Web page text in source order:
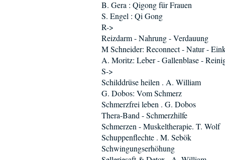
B. Gera : Qigong für Frauen
S. Engel : Qi Gong
R->
Reizdarm - Nahrung - Verdauung
M Schneider: Reconnect - Natur -
A. Moritz: Leber - Gallenblase -
S->
Schilddrüse heilen . A. William
G. Dobos: Vom Schmerz
Schmerzfrei leben . G. Dobos
Thera-Band - Schmerzhilfe
Schmerzen - Muskeltherapie. T. Wolf
Schuppenflechte . M. Sebök
Schwingungserhöhung